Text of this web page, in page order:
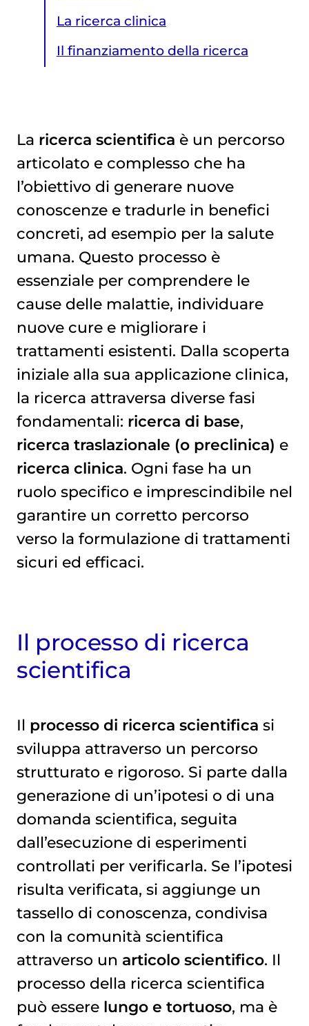
La ricerca clinica
Il finanziamento della ricerca
Il finanziamento della ricerca
La ricerca scientifica è un percorso
articolato e complesso che ha
l’obiettivo di generare nuove
conoscenze e tradurle in benefici
concreti, ad esempio per la salute
umana. Questo processo è
essenziale per comprendere le
cause delle malattie, individuare
nuove cure e migliorare i
trattamenti esistenti. Dalla scoperta
iniziale alla sua applicazione clinica,
la ricerca attraversa diverse fasi
fondamentali: ricerca di base,
ricerca traslazionale (o preclinica) e
ricerca clinica. Ogni fase ha un
ruolo specifico e imprescindibile nel
garantire un corretto percorso
verso la formulazione di trattamenti
sicuri ed efficaci.
Il processo di ricerca
scientifica
Il processo di ricerca scientifica si
sviluppa attraverso un percorso
strutturato e rigoroso. Si parte dalla
generazione di un’ipotesi o di una
domanda scientifica, seguita
dall’esecuzione di esperimenti
controllati per verificarla. Se l’ipotesi
risulta verificata, si aggiunge un
tassello di conoscenza, condivisa
con la comunità scientifica
attraverso un articolo scientifico. Il
processo della ricerca scientifica
può essere lungo e tortuoso, ma è